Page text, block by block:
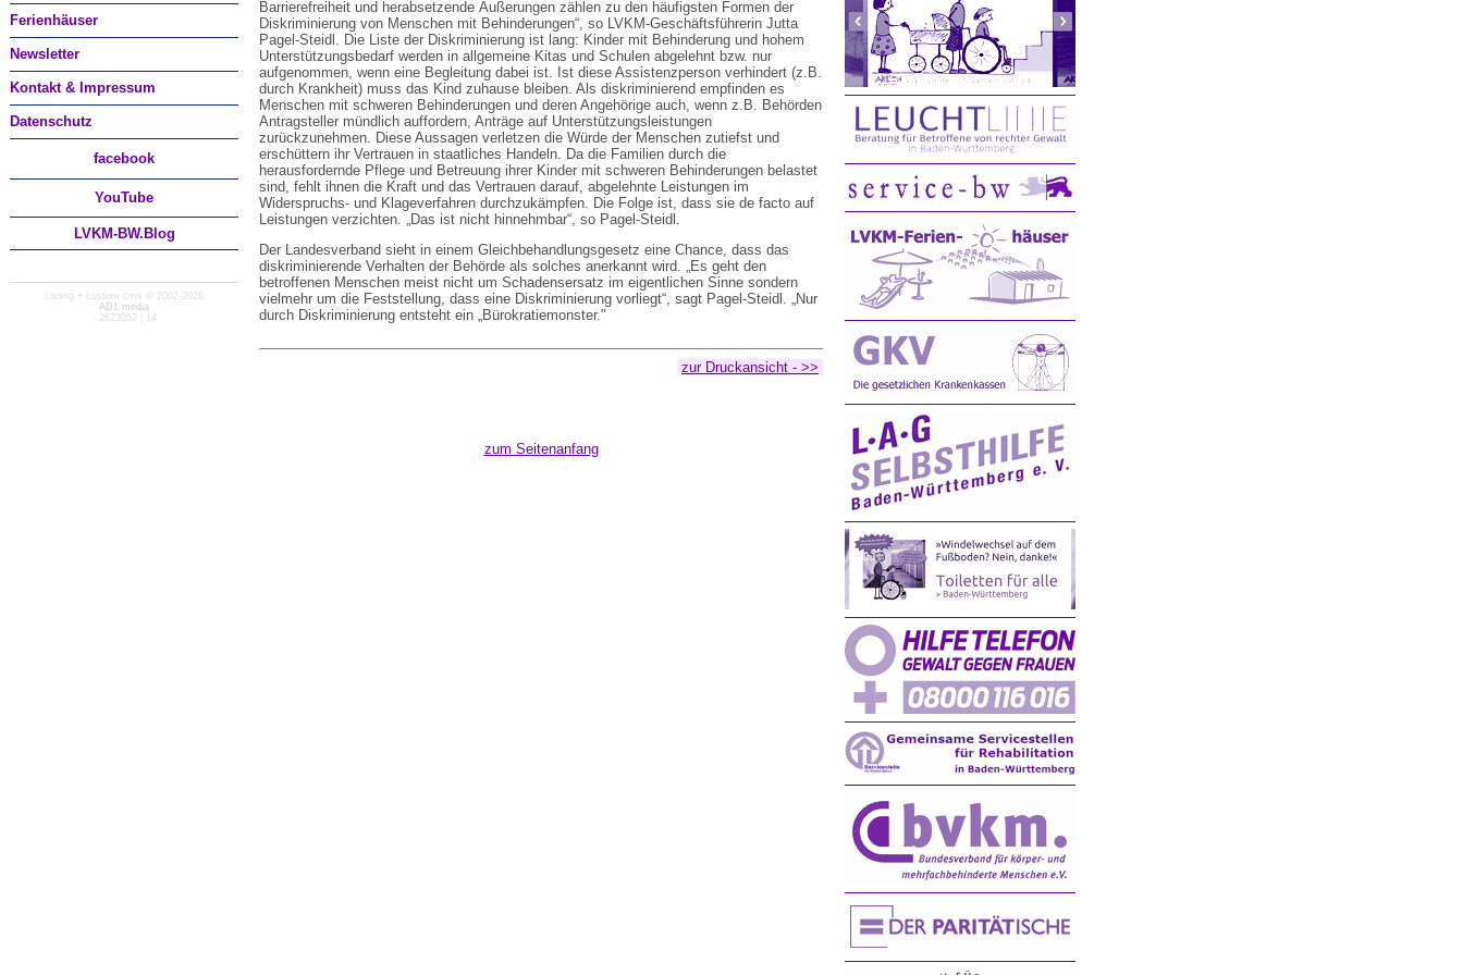
Ferienhäuser
Newsletter
Kontakt & Impressum
Datenschutz
facebook
YouTube
LVKM-BW.Blog
coding + custom cms © 2002-2026
AD1 media
· 2623052 | 14
Barrierefreiheit und herabsetzende Äußerungen zählen zu den häufigsten Formen der
Diskriminierung von Menschen mit Behinderungen“, so LVKM-Geschäftsführerin Jutta
Pagel-Steidl. Die Liste der Diskriminierung ist lang: Kinder mit Behinderung und hohem
Unterstützungsbedarf werden in allgemeine Kitas und Schulen abgelehnt bzw. nur
aufgenommen, wenn eine Begleitung dabei ist. Ist diese Assistenzperson verhindert (z.B.
durch Krankheit) muss das Kind zuhause bleiben. Als diskriminierend empfinden es
Menschen mit schweren Behinderungen und deren Angehörige auch, wenn z.B. Behörden
Antragsteller mündlich auffordern, Anträge auf Unterstützungsleistungen
zurückzunehmen. Diese Aussagen verletzen die Würde der Menschen zutiefst und
erschüttern ihr Vertrauen in staatliches Handeln. Da die Familien durch die
herausfordernde Pflege und Betreuung ihrer Kinder mit schweren Behinderungen belastet
sind, fehlt ihnen die Kraft und das Vertrauen darauf, abgelehnte Leistungen im
Widerspruchs- und Klageverfahren durchzukämpfen. Die Folge ist, dass sie de facto auf
Leistungen verzichten. „Das ist nicht hinnehmbar“, so Pagel-Steidl.
Der Landesverband sieht in einem Gleichbehandlungsgesetz eine Chance, dass das
diskriminierende Verhalten der Behörde als solches anerkannt wird. „Es geht den
betroffenen Menschen meist nicht um Schadensersatz im eigentlichen Sinne sondern
vielmehr um die Feststellung, dass eine Diskriminierung vorliegt“, sagt Pagel-Steidl. „Nur
durch Diskriminierung entsteht ein „Bürokratiemonster."
zur Druckansicht - >>
zum Seitenanfang